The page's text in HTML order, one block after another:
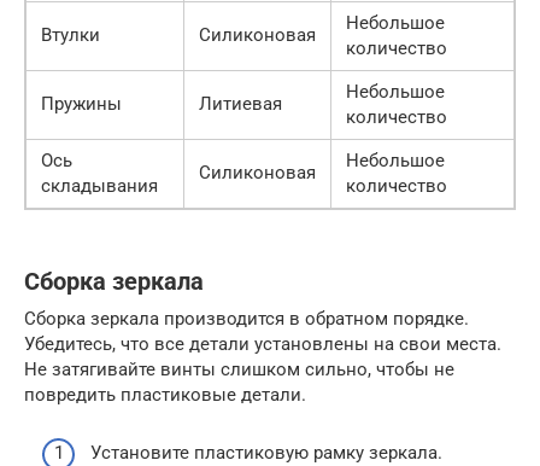
Втулки Силиконовая
Небольшое
количество
Пружины Литиевая
Небольшое
количество
Ось
складывания
Силиконовая
Небольшое
количество
Сборка зеркала
Сборка зеркала производится в обратном порядке.
Убедитесь, что все детали установлены на свои места.
Не затягивайте винты слишком сильно, чтобы не
повредить пластиковые детали.
Установите пластиковую рамку зеркала.